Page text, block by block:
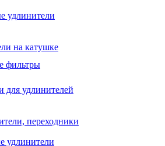
удлинители
на катушке
фильтры
для удлинителей
переходники
удлинители